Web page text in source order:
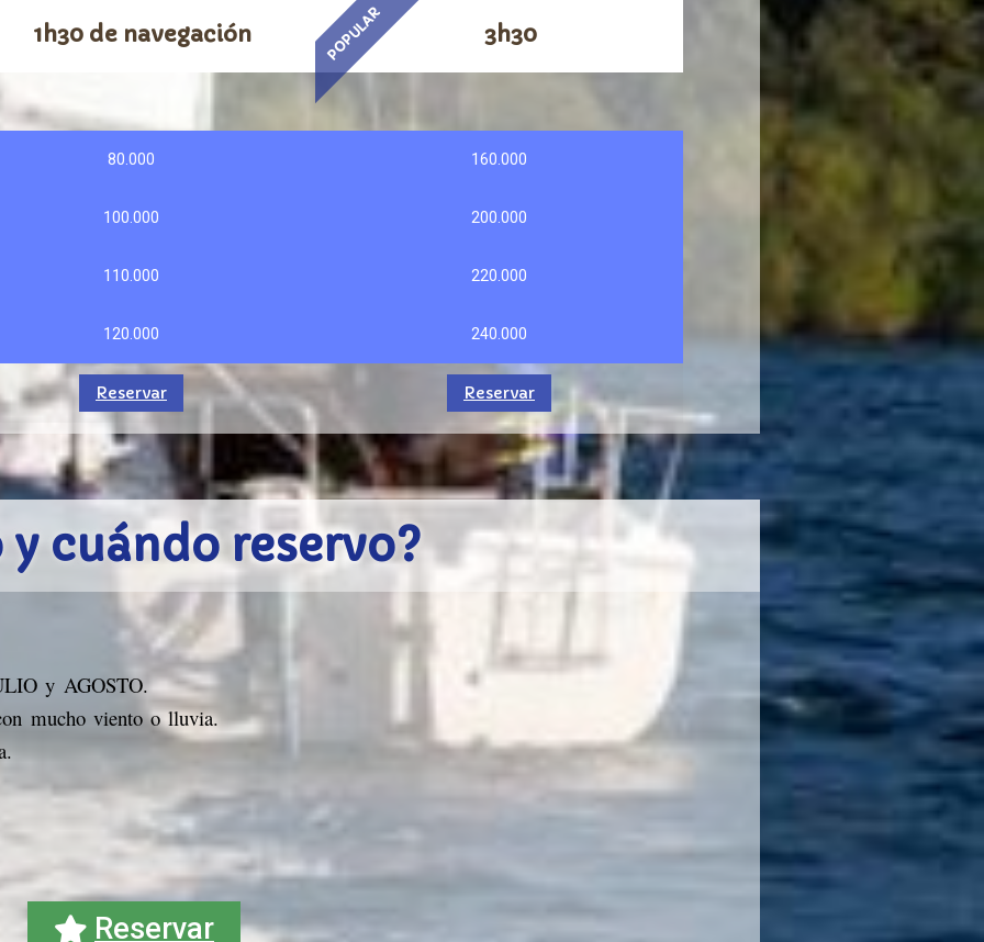
1h30 de navegación POPULAR 3h30
80.000 160.000
100.000 200.000
110.000 220.000
120.000 240.000
Reservar Reservar
y cuándo reservo?
y AGOSTO.
mucho viento o lluvia.
Reservar